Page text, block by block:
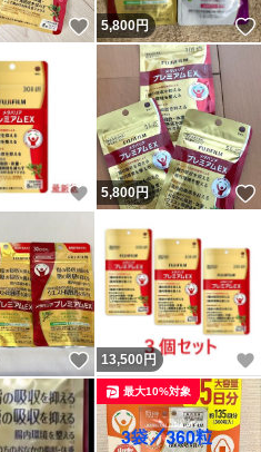
いいね！
5,800円
いいね！
5,800円
いいね！
13,500 円
最大10%対象